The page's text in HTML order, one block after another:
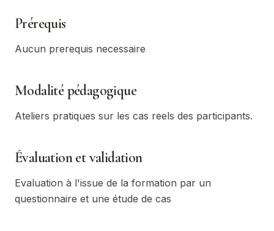
Prérequis
Aucun prerequis necessaire
Modalité pédagogique
Ateliers pratiques sur les cas reels des participants.
Évaluation et validation
Evaluation à l'issue de la formation par un
questionnaire et une étude de cas